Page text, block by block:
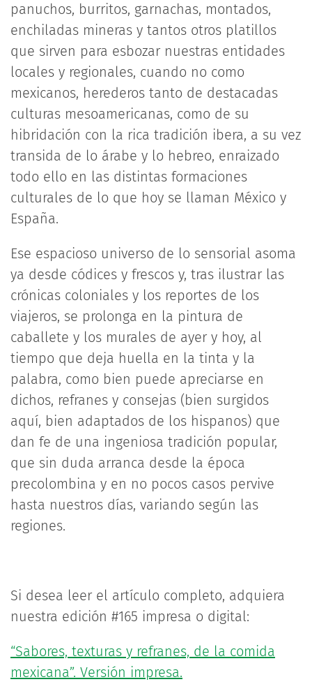
panuchos, burritos, garnachas, montados,
enchiladas mineras y tantos otros platillos
que sirven para esbozar nuestras entidades
locales y regionales, cuando no como
mexicanos, herederos tanto de destacadas
culturas mesoamericanas, como de su
hibridación con la rica tradición ibera, a su vez
transida de lo árabe y lo hebreo, enraizado
todo ello en las distintas formaciones
culturales de lo que hoy se llaman México y
España.
Ese espacioso universo de lo sensorial asoma
ya desde códices y frescos y, tras ilustrar las
crónicas coloniales y los reportes de los
viajeros, se prolonga en la pintura de
caballete y los murales de ayer y hoy, al
tiempo que deja huella en la tinta y la
palabra, como bien puede apreciarse en
dichos, refranes y consejas (bien surgidos
aquí, bien adaptados de los hispanos) que
dan fe de una ingeniosa tradición popular,
que sin duda arranca desde la época
precolombina y en no pocos casos pervive
hasta nuestros días, variando según las
regiones.
Si desea leer el artículo completo, adquiera
nuestra edición #165 impresa o digital:
“Sabores, texturas y refranes, de la comida
mexicana”. Versión impresa.